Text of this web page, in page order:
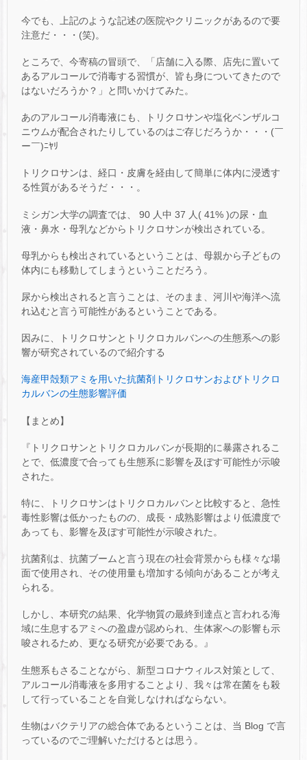
今でも、上記のような記述の医院やクリニックがあるので要
注意だ・・・(笑)。
ところで、今寄稿の冒頭で、「店舗に入る際、店先に置いて
あるアルコールで消毒する習慣が、皆も身についてきたので
はないだろうか？」と問いかけてみた。
あのアルコール消毒液にも、トリクロサンや塩化ベンザルコ
ニウムが配合されたりしているのはご存じだろうか・・・(￣
ー￣)ﾆﾔﾘ
トリクロサンは、経口・皮膚を経由して簡単に体内に浸透す
る性質があるそうだ・・・。
ミシガン大学の調査では、 90 人中 37 人( 41% )の尿・血
液・鼻水・母乳などからトリクロサンが検出されている。
母乳からも検出されているということは、母親から子どもの
体内にも移動してしまうということだろう。
尿から検出されると言うことは、そのまま、河川や海洋へ流
れ込むと言う可能性があるということである。
因みに、トリクロサンとトリクロカルバンへの生態系への影
響が研究されているので紹介する
海産甲殻類アミを用いた抗菌剤トリクロサンおよびトリクロ
カルバンの生態影響評価
【まとめ】
『トリクロサンとトリクロカルバンが長期的に暴露されるこ
とで、低濃度で合っても生態系に影響を及ぼす可能性が示唆
された。
特に、トリクロサンはトリクロカルバンと比較すると、急性
毒性影響は低かったものの、成長・成熟影響はより低濃度で
あっても、影響を及ぼす可能性が示唆された。
抗菌剤は、抗菌ブームと言う現在の社会背景からも様々な場
面で使用され、その使用量も増加する傾向があることが考え
られる。
しかし、本研究の結果、化学物質の最終到達点と言われる海
域に生息するアミへの盈虚が認められ、生体家への影響も示
唆されるため、更なる研究が必要である。』
生態系もさることながら、新型コロナウィルス対策として、
アルコール消毒液を多用することより、我々は常在菌をも殺
して行っていることを自覚しなければならない。
生物はバクテリアの総合体であるということは、当 Blog で言
っているのでご理解いただけるとは思う。